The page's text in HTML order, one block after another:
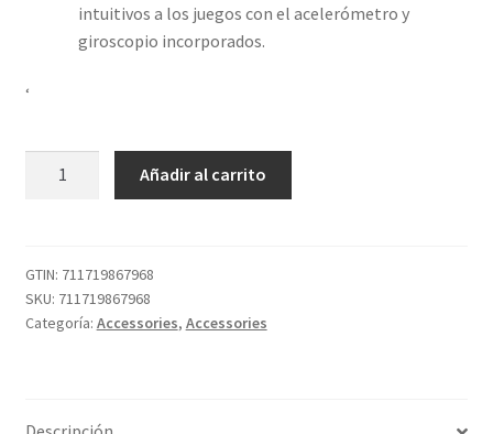
intuitivos a los juegos con el acelerómetro y
giroscopio incorporados.
‘
Hecho
para
el
Añadir al carrito
GTIN: 711719867968
SKU: 711719867968
Categoría: Accessories, Accessories